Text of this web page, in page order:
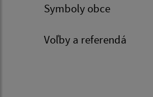
Symboly obce
Voľby a referendá